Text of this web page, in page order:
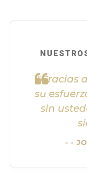
"Gracias
su
sin
-